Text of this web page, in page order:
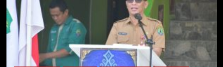
Release
Hasil
Penindakan
Ekspor
Rotan
Ilegal